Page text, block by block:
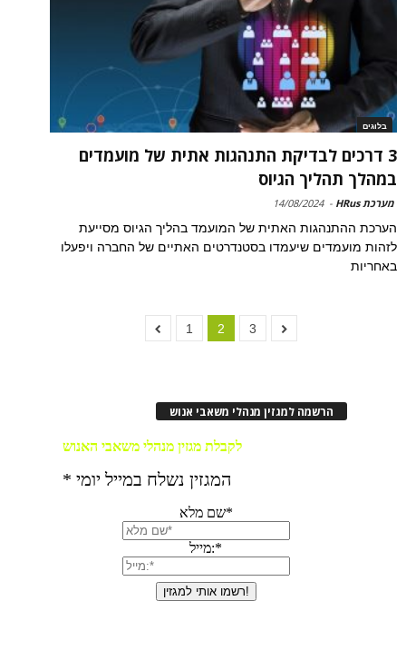
בלוגים
3 דרכים לבדיקת התנהגות אתית של מועמדים
במהלך תהליך הגיוס
מערכת HRus -
14/08/2024
הערכת ההתנהגות האתית של המועמד בהליך הגיוס מסייעת
לזהות מועמדים שיעמדו בסטנדרטים האתיים של החברה ויפעלו
באחריות
1 2 3
הרשמה למגזין מנהלי משאבי אנוש